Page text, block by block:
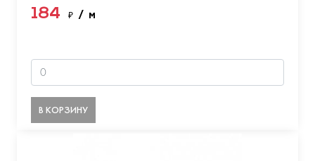
184 ₽ / м
В КОРЗИНУ